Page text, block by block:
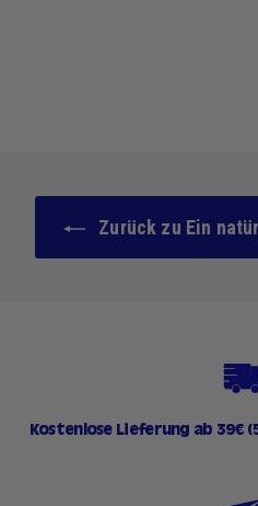
Zurück zu Ein
Kostenlose Lieferung ab 39€